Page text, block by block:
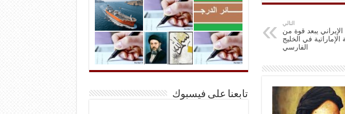
التالي
يبعد قوة من
الإماراتية في الخليج
الفارسي
تابعنا على فيسبوك